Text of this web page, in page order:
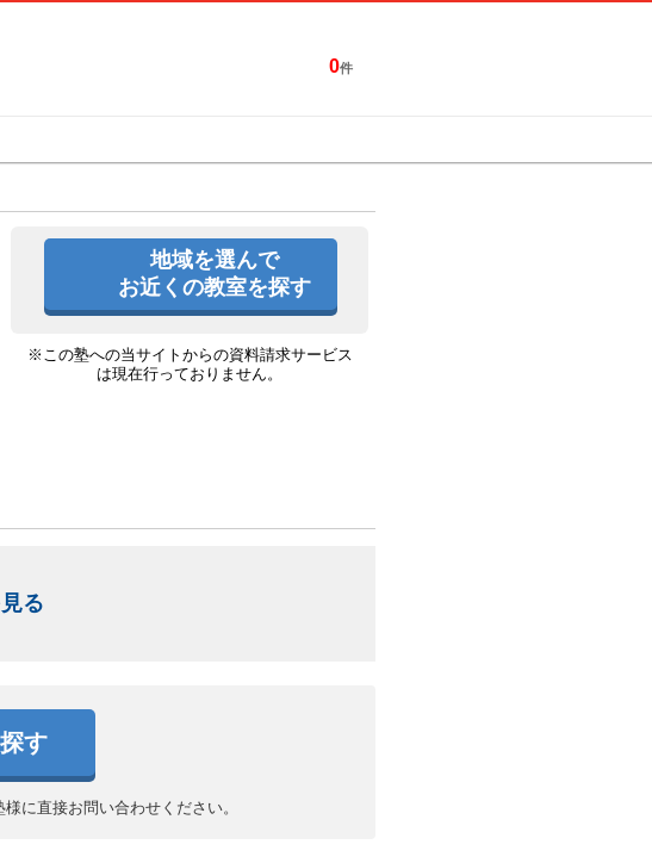
0件
地域を選んで
お近くの教室を探す
※この塾への当サイトからの資料請求サービス
は現在行っておりません。
る
す
に直接お問い合わせください。